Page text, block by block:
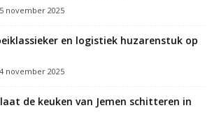
5 november 2025
en logistiek huzarenstuk op
4 november 2025
de keuken van Jemen schitteren in